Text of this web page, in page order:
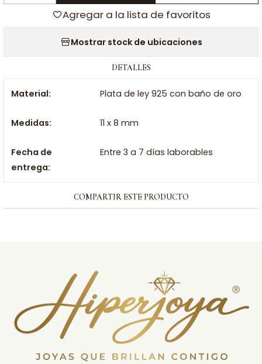
Agregar a la lista de favoritos
Mostrar stock de ubicaciones
DETALLES
Material: Plata de ley 925 con baño de oro
Medidas: 11 x 8 mm
Fecha de
entrega:
Entre 3 a 7 días laborables
COMPARTIR ESTE PRODUCTO